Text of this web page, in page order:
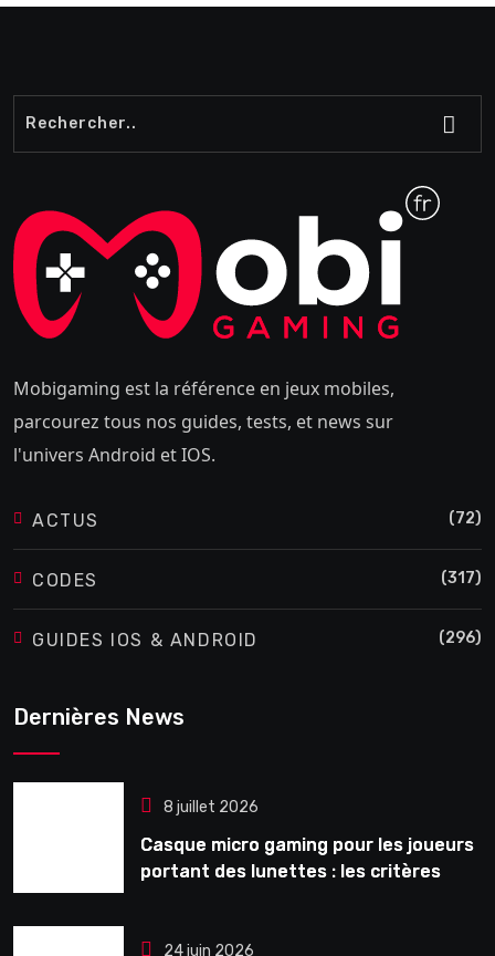
Mobigaming est la référence en jeux mobiles,
parcourez tous nos guides, tests, et news sur
l'univers Android et IOS.
ACTUS (72)
CODES (317)
GUIDES IOS & ANDROID (296)
Dernières News
8 juillet 2026
Casque micro gaming pour les joueurs
portant des lunettes : les critères
24 juin 2026